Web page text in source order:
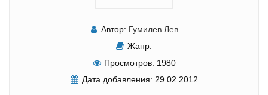
Автор: Гумилев Лев
Жанр:
Просмотров: 1980
Дата добавления: 29.02.2012